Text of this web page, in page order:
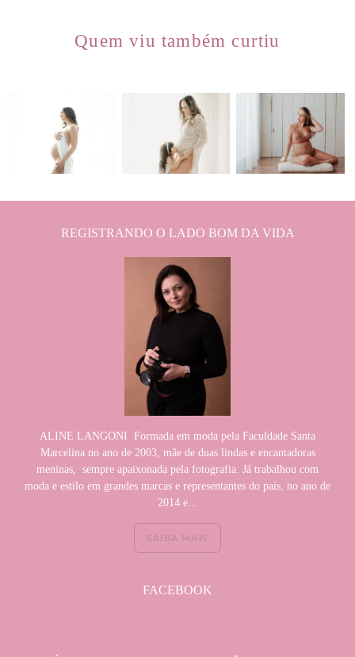
Quem viu também curtiu
1794 673 828 0
REGISTRANDO O LADO BOM DA VIDA
ALINE LANGONI Formada em moda pela Faculdade Santa
Marcelina no ano de 2003, mãe de duas lindas e encantadoras
meninas, sempre apaixonada pela fotografia. Já trabalhou com
moda e estilo em grandes marcas e representantes do país, no ano de
2014 e...
SAIBA MAIS
FACEBOOK